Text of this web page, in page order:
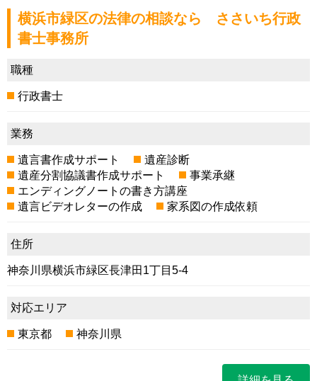
横浜市緑区の法律の相談なら ささいち行政
書士事務所
職種
行政書士
業務
遺言書作成サポート
遺産診断
遺産分割協議書作成サポート
事業承継
エンディングノートの書き方講座
遺言ビデオレターの作成
家系図の作成依頼
住所
神奈川県横浜市緑区長津田1丁目5-4
対応エリア
東京都 神奈川県